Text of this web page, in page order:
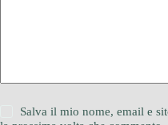
Salva il mio nome, email e